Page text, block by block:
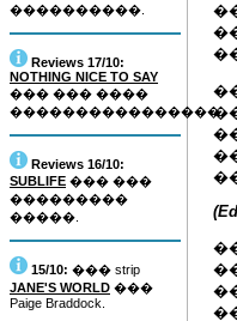
����������.
Reviews 17/10:
NOTHING NICE TO SAY
��� ��� ����
����������������.
Reviews 16/10:
SUBLIFE ��� ���
���������
�����.
15/10: ��� strip
JANE'S WORLD ���
Paige Braddock.